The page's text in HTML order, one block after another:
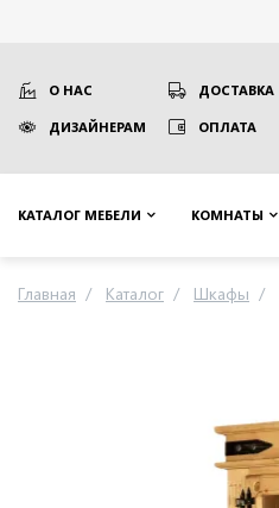
О НАС ДОСТАВКА
ДИЗАЙНЕРАМ ОПЛАТА
КАТАЛОГ МЕБЕЛИ КОМНАТЫ
Главная Каталог Шкафы